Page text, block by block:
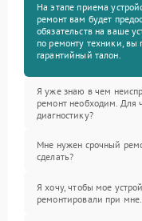
На этапе приема
ремонт вам будет
обязательств на ваше
по ремонту техники, вы
гарантийный талон.
Я уже знаю в чем
ремонт необходим. Для
диагностику?
Мне нужен срочный
сделать?
Я хочу, чтобы мое
ремонтировали при мне.